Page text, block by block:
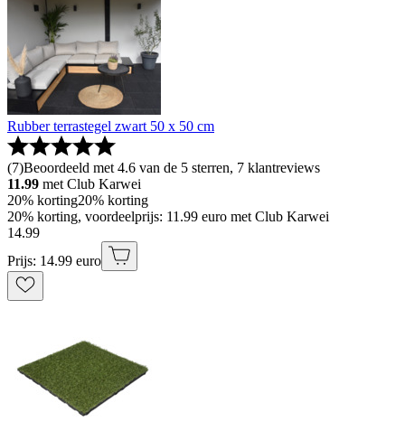
Rubber terrastegel zwart 50 x 50 cm
(7)Beoordeeld met 4.6 van de 5 sterren, 7 klantreviews
11.99 met Club Karwei
20% korting20% korting
20% korting, voordeelprijs: 11.99 euro met Club Karwei
14.99
Prijs: 14.99 euro